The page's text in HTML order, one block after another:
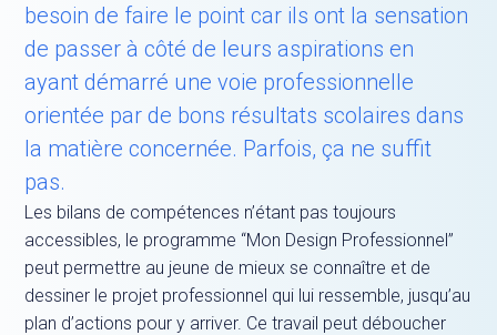
besoin de faire le point car ils ont la sensation
de passer à côté de leurs aspirations en
ayant démarré une voie professionnelle
orientée par de bons résultats scolaires dans
la matière concernée. Parfois, ça ne suffit
pas.
Les bilans de compétences n’étant pas toujours
accessibles, le programme “Mon Design Professionnel”
peut permettre au jeune de mieux se connaître et de
dessiner le projet professionnel qui lui ressemble, jusqu’au
plan d’actions pour y arriver. Ce travail peut déboucher